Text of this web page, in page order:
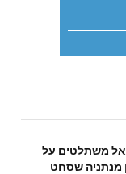
משתלטים על
מנתניה שסחט